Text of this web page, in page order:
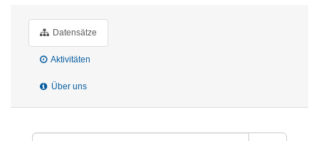
Datensätze
Aktivitäten
Über uns